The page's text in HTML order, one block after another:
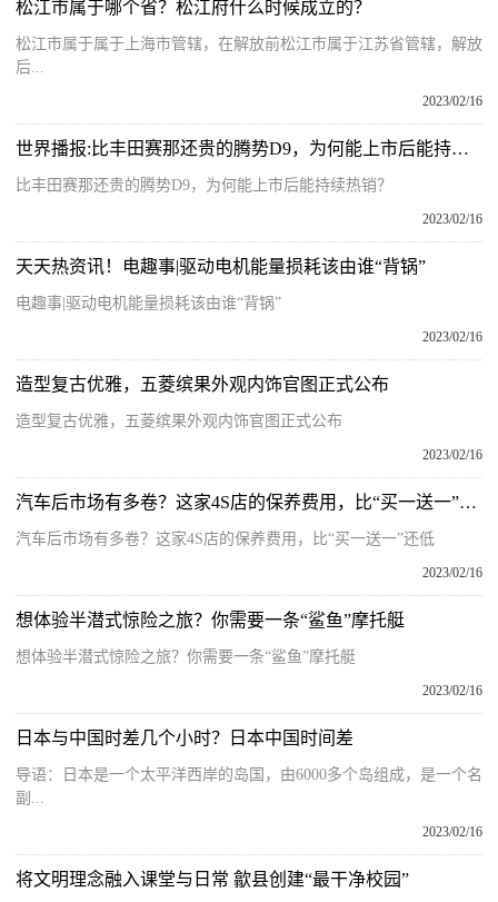
松江市属于哪个省？松江府什么时候成立的？
松江市属于属于上海市管辖，在解放前松江市属于江苏省管辖，解放
后...
2023/02/16
世界播报:比丰田赛那还贵的腾势D9，为何能上市后能持续热销？
比丰田赛那还贵的腾势D9，为何能上市后能持续热销？
2023/02/16
天天热资讯！电趣事|驱动电机能量损耗该由谁“背锅”
电趣事|驱动电机能量损耗该由谁“背锅”
2023/02/16
造型复古优雅，五菱缤果外观内饰官图正式公布
造型复古优雅，五菱缤果外观内饰官图正式公布
2023/02/16
汽车后市场有多卷？这家4S店的保养费用，比“买一送一”还低
汽车后市场有多卷？这家4S店的保养费用，比“买一送一”还低
2023/02/16
想体验半潜式惊险之旅？你需要一条“鲨鱼”摩托艇
想体验半潜式惊险之旅？你需要一条“鲨鱼”摩托艇
2023/02/16
日本与中国时差几个小时？日本中国时间差
导语：日本是一个太平洋西岸的岛国，由6000多个岛组成，是一个名
副...
2023/02/16
将文明理念融入课堂与日常 歙县创建“最干净校园”